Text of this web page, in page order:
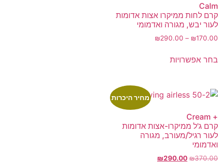
Calm
קרם לחות ממיקרו אצות אדומות
לעור יבש, מגורה ואדמומי
₪170.00
–
₪290.00
בחר אפשרויות
מחיר היכרות
+ Cream
קרם ג'ל ממיקרו-אצות אדומות
לעור רגיל/מעורב, מגורה
ואדמומי
₪370.00
₪290.00